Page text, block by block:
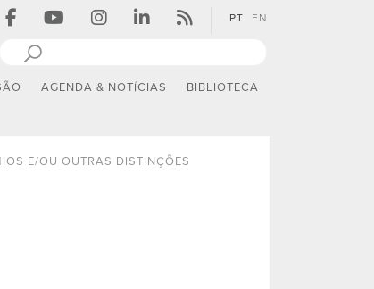
PT EN
AGENDA & NOTÍCIAS BIBLIOTECA
E/OU OUTRAS DISTINÇÕES